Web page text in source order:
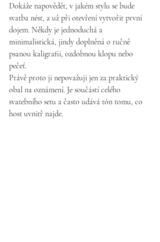
Dokáže napovědět, v jakém stylu se bude
svatba nést, a už při otevření vytvořit první
dojem. Někdy je jednoduchá a
minimalistická, jindy doplněná o ručně
psanou kaligrafii, ozdobnou klopu nebo
pečeť.
Právě proto ji nepovažuji jen za praktický
obal na oznámení. Je součástí celého
svatebního setu a často udává tón tomu, co
host uvnitř najde.